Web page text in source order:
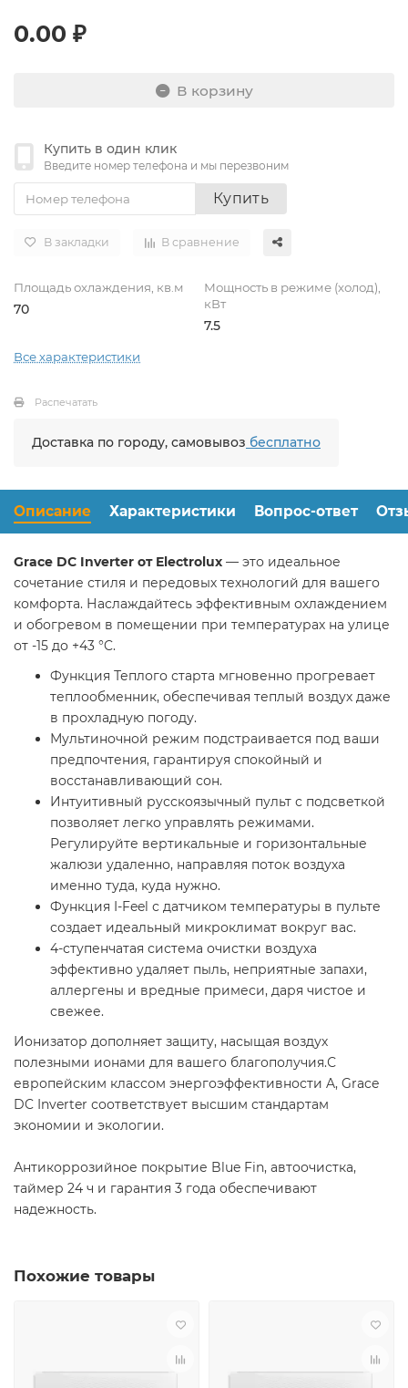
0.00 ₽
В корзину
Купить в один клик
Введите номер телефона и мы перезвоним
Купить
В закладки В сравнение
Площадь охлаждения, кв.м
70
Мощность в режиме (холод),
кВт
7.5
Все характеристики
Распечатать
Доставка по городу, самовывоз бесплатно
Описание Характеристики Вопрос-ответ
Grace DC Inverter от Electrolux — это идеальное
сочетание стиля и передовых технологий для вашего
комфорта. Наслаждайтесь эффективным охлаждением
и обогревом в помещении при температурах на улице
от -15 до +43 °C.
Функция Теплого старта мгновенно прогревает
теплообменник, обеспечивая теплый воздух даже
в прохладную погоду.
Мультиночной режим подстраивается под ваши
предпочтения, гарантируя спокойный и
восстанавливающий сон.
Интуитивный русскоязычный пульт с подсветкой
позволяет легко управлять режимами.
Регулируйте вертикальные и горизонтальные
жалюзи удаленно, направляя поток воздуха
именно туда, куда нужно.
Функция I-Feel с датчиком температуры в пульте
создает идеальный микроклимат вокруг вас.
4-ступенчатая система очистки воздуха
эффективно удаляет пыль, неприятные запахи,
аллергены и вредные примеси, даря чистое и
свежее.
Ионизатор дополняет защиту, насыщая воздух
полезными ионами для вашего благополучия.С
европейским классом энергоэффективности A, Grace
DC Inverter соответствует высшим стандартам
экономии и экологии.
Антикоррозийное покрытие Blue Fin, автоочистка,
таймер 24 ч и гарантия 3 года обеспечивают
надежность.
Похожие товары